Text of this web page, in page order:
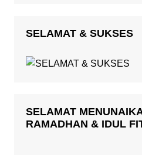
SELAMAT & SUKSES
SELAMAT
RAMADHAN & IDUL